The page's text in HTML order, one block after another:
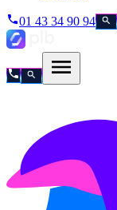
01 43 34 90 94